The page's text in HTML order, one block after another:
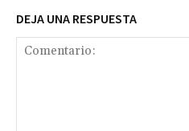
DEJA UNA RESPUESTA